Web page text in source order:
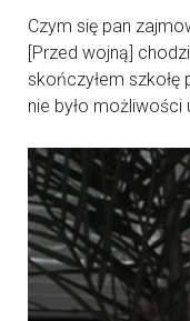
Czym się pan
[Przed wojną]
skończyłem
nie było możliwości